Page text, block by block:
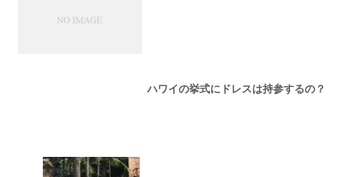
ハワイの挙式にドレスは持参するの？